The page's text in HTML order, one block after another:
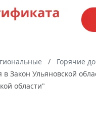
Горячие
Закон Ульяновской
области"